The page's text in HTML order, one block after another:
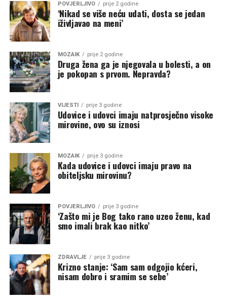
POVJERLJIVO prije 2 godine
‘Nikad se više neću udati, dosta se jedan
iživljavao na meni’
MOZAIK prije 2 godine
Druga žena ga je njegovala u bolesti, a on
je pokopan s prvom. Nepravda?
VIJESTI prije 3 godine
Udovice i udovci imaju natprosječno visoke
mirovine, ovo su iznosi
MOZAIK prije 3 godine
Kada udovice i udovci imaju pravo na
obiteljsku mirovinu?
POVJERLJIVO prije 3 godine
‘Zašto mi je Bog tako rano uzeo ženu, kad
smo imali brak kao nitko’
ZDRAVLJE prije 3 godine
Krizno stanje: ‘Sam sam odgojio kćeri,
nisam dobro i sramim se sebe’